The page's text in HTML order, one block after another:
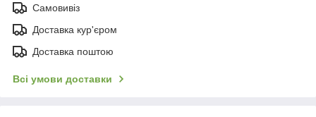
Самовивіз
Доставка кур'єром
Доставка поштою
Всі умови доставки